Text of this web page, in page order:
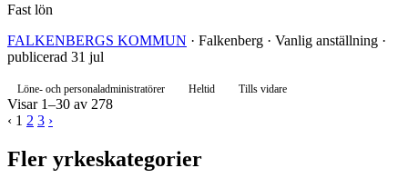
Fast lön
FALKENBERGS KOMMUN · Falkenberg · Vanlig anställning ·
publicerad 31 jul
Löne- och personaladministratörer Heltid Tills vidare
Visar 1–30 av 278
‹ 1 2 3 ›
Fler yrkeskategorier